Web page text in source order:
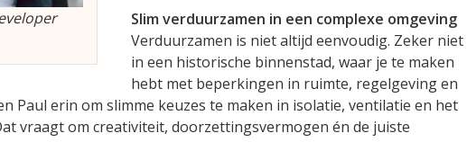
Slim verduurzamen in een complexe omgeving
Verduurzamen is niet altijd eenvoudig. Zeker niet
in een historische binnenstad, waar je te maken
hebt met beperkingen in ruimte, regelgeving en
Paul erin om slimme keuzes te maken in isolatie, ventilatie en het
vraagt om creativiteit, doorzettingsvermogen én de juiste